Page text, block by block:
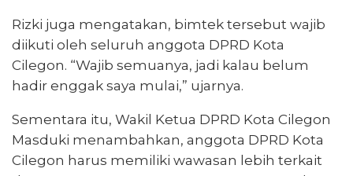
Rizki juga mengatakan, bimtek tersebut wajib
diikuti oleh seluruh anggota DPRD Kota
Cilegon. “Wajib semuanya, jadi kalau belum
hadir enggak saya mulai,” ujarnya.
Sementara itu, Wakil Ketua DPRD Kota Cilegon
Masduki menambahkan, anggota DPRD Kota
Cilegon harus memiliki wawasan lebih terkait